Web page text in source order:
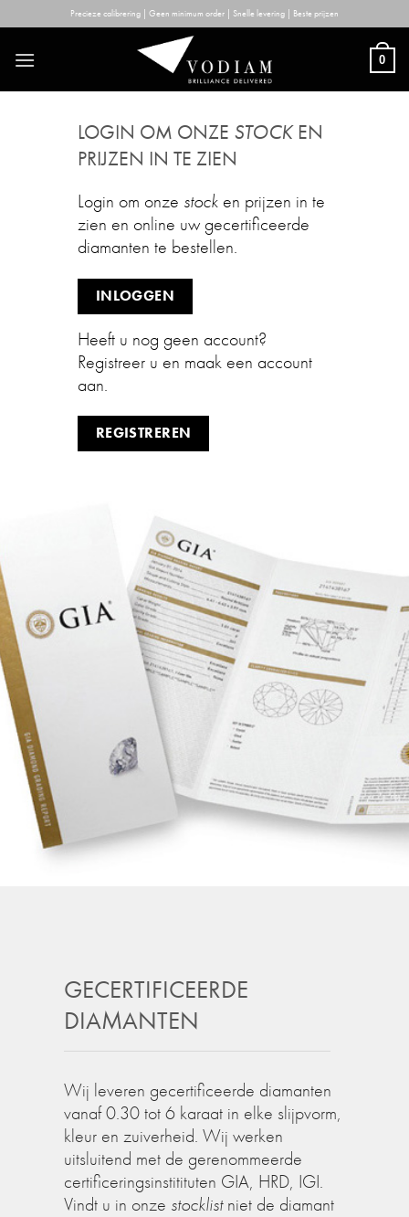
to
content
Precieze calibrering | Geen minimum order | Snelle levering | Beste prijzen
0
LOGIN OM ONZE STOCKEN
PRIJZEN IN TE ZIEN
Login om onze stock en prijzen in te
zien en online uw gecertificeerde
diamanten te bestellen.
INLOGGEN
Heeft u nog geen account?
Registreer u en maak een account
aan.
REGISTREREN
GECERTIFICEERDE
DIAMANTEN
Wij leveren gecertificeerde diamanten
vanaf 0.30 tot 6 karaat in elke slijpvorm,
kleur en zuiverheid. Wij werken
uitsluitend met de gerenommeerde
certificeringsinstitituten GIA, HRD, IGI.
Vindt u in onze stocklistniet de diamant